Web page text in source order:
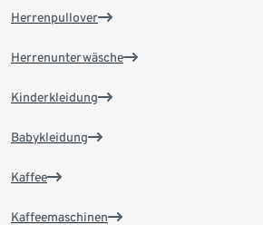
Herrenpullover
Herrenunterwäsche
Kinderkleidung
Babykleidung
Kaffee
Kaffeemaschinen